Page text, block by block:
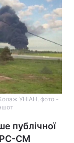
УНІАН, фото -
публічної
СМ